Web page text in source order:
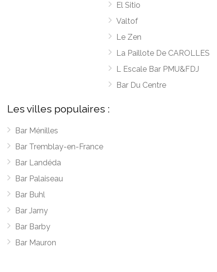
El Sitio
Valtof
Le Zen
La Paillote De CAROLLES
L Escale Bar PMU&FDJ
Bar Du Centre
Les villes populaires :
Bar Ménilles
Bar Tremblay-en-France
Bar Landéda
Bar Palaiseau
Bar Buhl
Bar Jarny
Bar Barby
Bar Mauron